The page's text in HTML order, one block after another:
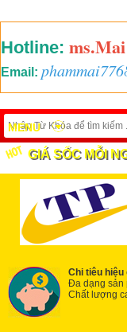
Hotline: ms.Mai
Email:
MENU
GIÁ SỐC MỖI
Chi tiêu hiệu
Đa dạng sản
Chất lượng